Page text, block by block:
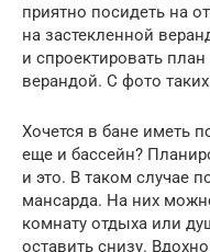
приятно посидеть на
на застекленной
и спроектировать
верандой. С фото
Хочется в бане иметь
еще и бассейн?
и это. В таком случае
мансарда. На них
комнату отдыха или
оставить снизу.